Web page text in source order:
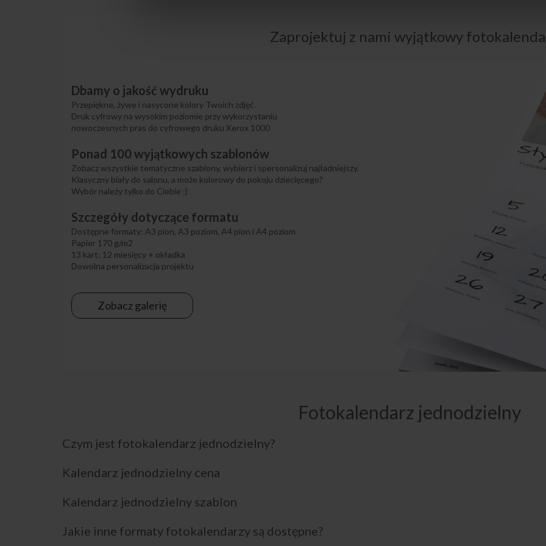
Zaprojektuj z nami wyjątkowy
Dbamy o jakość wydruku
Przepiękne, żywe i nasycone kolory Twoich zdjęć.
Druk cyfrowy na wysokim poziomie przy wykorzystaniu
nowoczesnych pras do cyfrowego druku Xerox 1000
Ponad 100 wyjątkowych szablonów
Zobacz wszystkie tematyczne szablony, wybierz i spersonalizuj najładniejszy.
Klasyczny biały do salonu, a może kolorowy do pokoju dziecięcego?
Wybór należy tylko do Ciebie :)
Szczegóły dotyczące formatu
Dostępne formaty: A3 pion, A3 poziom, A4 pion i A4 poziom
Papier 170 g/m2
13 kart: 12 miesięcy + okładka
Dowolna personalizacja projektu
Zobacz galerię
Fotokalendarz jednodzielny
Czym jest fotokalendarz jednodzielny?
Kalendarz jednodzielny cena
Kalendarz jednodzielny szablon
Jakie inne formaty fotokalendarzy są dostępne?